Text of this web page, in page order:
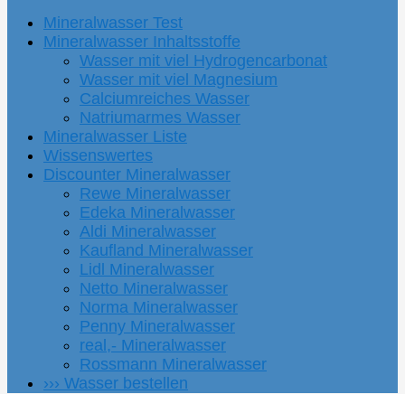
Mineralwasser Test
Mineralwasser Inhaltsstoffe
Wasser mit viel Hydrogencarbonat
Wasser mit viel Magnesium
Calciumreiches Wasser
Natriumarmes Wasser
Mineralwasser Liste
Wissenswertes
Discounter Mineralwasser
Rewe Mineralwasser
Edeka Mineralwasser
Aldi Mineralwasser
Kaufland Mineralwasser
Lidl Mineralwasser
Netto Mineralwasser
Norma Mineralwasser
Penny Mineralwasser
real,- Mineralwasser
Rossmann Mineralwasser
››› Wasser bestellen